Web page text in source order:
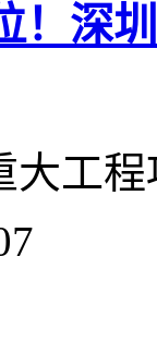
！深
大工